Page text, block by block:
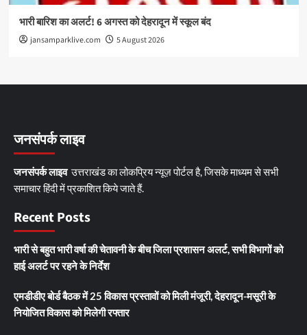
भारी बारिश का अलर्ट! 6 अगस्त को देहरादून में स्कूल बंद
jansamparklive.com 5 August 2026
जनसंपर्क लाइव
जनसंपर्क लाइवउत्तराखंड का लोकप्रिय न्यूज़ पोर्टल है, जिसके माध्यम से सभी
समाचार हिंदी में प्रकाशित किये जाते हैं.
Recent Posts
भारी से बहुत भारी वर्षा की चेतावनी के बीच जिला प्रशासन अलर्ट, सभी विभागों को
हाई अलर्ट पर रहने के निर्देश
एमडीडीए बोर्ड बैठक में 25 विकास प्रस्तावों को मिली मंजूरी, देहरादून-मसूरी के
नियोजित विकास को मिलेगी रफ्तार